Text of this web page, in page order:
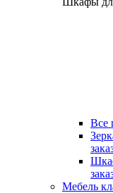
Все
Мебель